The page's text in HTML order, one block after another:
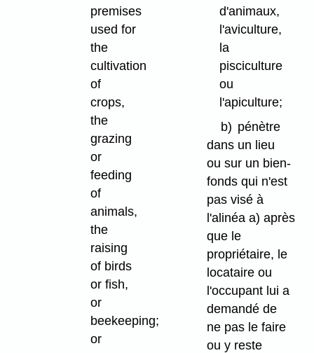
premises
used for
the
cultivation
of
crops,
the
grazing
or
feeding
of
animals,
the
raising
of birds
or fish,
or
beekeeping;
or
d'animaux,
l'aviculture,
la
pisciculture
ou
l'apiculture;
b) pénètre
dans un lieu
ou sur un bien-
fonds qui n'est
pas visé à
l'alinéa a) après
que le
propriétaire, le
locataire ou
l'occupant lui a
demandé de
ne pas le faire
ou y reste